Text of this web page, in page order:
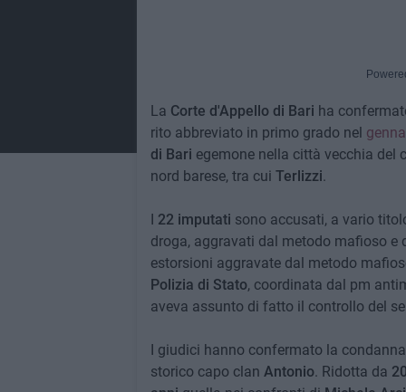
La Corte d'Appello di Bari ha
rito abbreviato in primo grado nel
di Bari egemone nella città vecchia del
nord barese, tra cui Terlizzi.
I 22 imputati sono accusati, a vario
droga, aggravati dal metodo mafioso e
estorsioni aggravate dal metodo
Polizia di Stato, coordinata dal pm
aveva assunto di fatto il controllo del
I giudici hanno confermato la
storico capo clan Antonio. Ridotta da